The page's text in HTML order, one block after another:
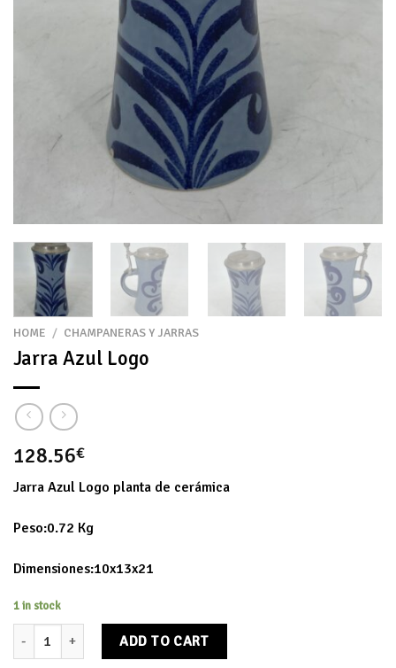
HOME / CHAMPANERAS Y JARRAS
Jarra Azul Logo
128.56€
Jarra Azul Logo planta de cerámica
Peso:0.72 Kg
Dimensiones:10x13x21
1 in stock
Jarra Azul Logo quantityADD TO CART